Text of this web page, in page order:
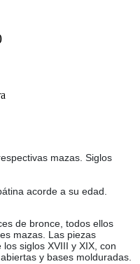
mazas. Siglos
acorde a su edad.
de bronce, todos ellos
mazas. Las piezas
siglos XVIII y XIX, con
y bases molduradas.